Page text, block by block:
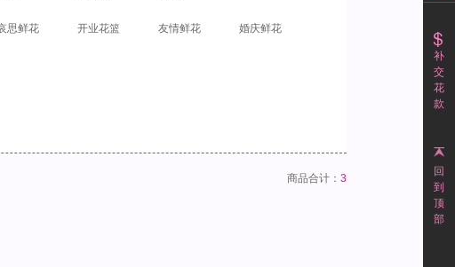
补
交
花
款
回
到
顶
部
思鲜花 开业花篮 友情鲜花 婚庆鲜花
商品合计： 3